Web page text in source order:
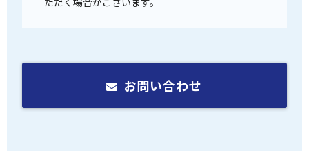
お問い合わせ